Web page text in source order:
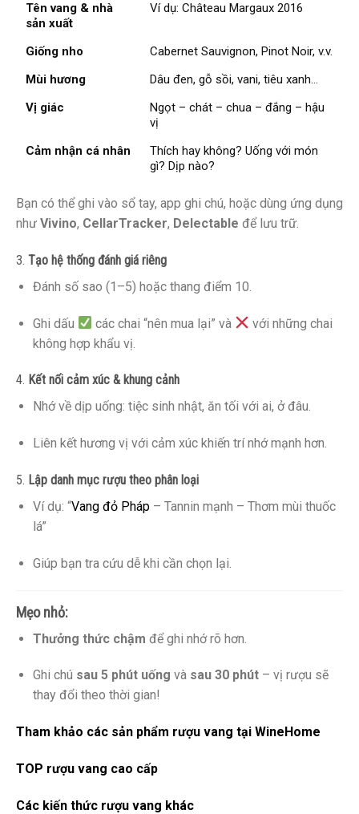
Tên vang & nhà
sản xuất
Ví dụ: Château Margaux 2016
Giống nho
Cabernet Sauvignon, Pinot Noir, v.v.
Mùi hương
Dâu đen, gỗ sồi, vani, tiêu xanh…
Vị giác
Ngọt – chát – chua – đắng – hậu
vị
Cảm nhận cá nhân
Thích hay không? Uống với món
gì? Dịp nào?
Bạn có thể ghi vào sổ tay, app ghi chú, hoặc dùng ứng dụng
như Vivino, CellarTracker, Delectable để lưu trữ.
3. Tạo hệ thống đánh giá riêng
Đánh số sao (1–5) hoặc thang điểm 10.
Ghi dấu các chai “nên mua lại” và
với những chai
không hợp khẩu vị.
4. Kết nối cảm xúc & khung cảnh
Nhớ về dịp uống: tiệc sinh nhật, ăn tối với ai, ở đâu.
Liên kết hương vị với cảm xúc khiến trí nhớ mạnh hơn.
5. Lập danh mục rượu theo phân loại
Ví dụ: “Vang đỏ Pháp– Tannin mạnh – Thơm mùi thuốc
lá”
Giúp bạn tra cứu dễ khi cần chọn lại.
Mẹo nhỏ:
Thưởng thức chậm để ghi nhớ rõ hơn.
Ghi chú sau 5 phút uống và sau 30 phút– vị rượu sẽ
thay đổi theo thời gian!
Tham khảo các sản phẩm rượu vang tại WineHome
TOP rượu vang cao cấp
Các kiến thức rượu vang khác